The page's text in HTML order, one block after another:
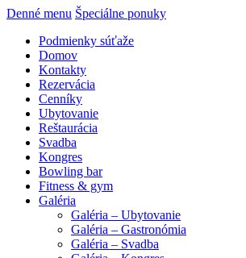
Denné menu Špeciálne ponuky
Podmienky súťaže
Domov
Kontakty
Rezervácia
Cenníky
Ubytovanie
Reštaurácia
Svadba
Kongres
Bowling bar
Fitness & gym
Galéria
Galéria – Ubytovanie
Galéria – Gastronómia
Galéria – Svadba